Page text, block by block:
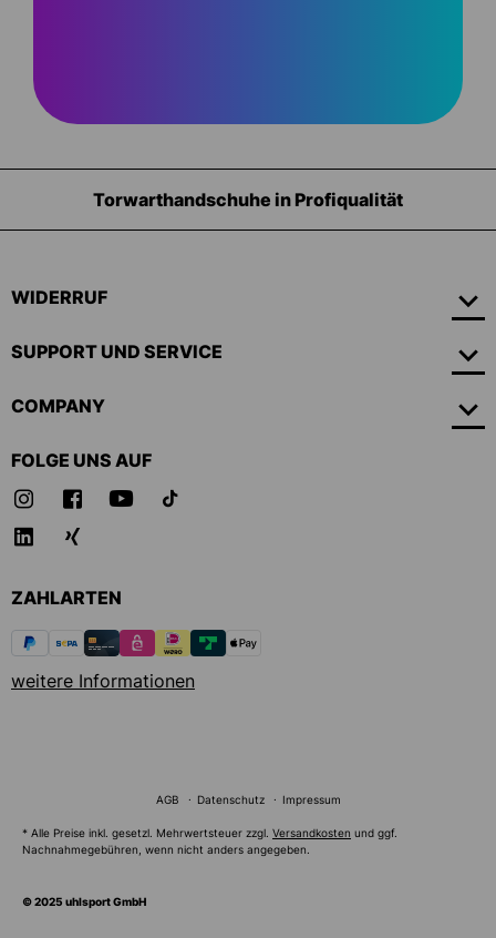
Torwarthandschuhe in Profiqualität
WIDERRUF
SUPPORT UND SERVICE
COMPANY
FOLGE UNS AUF
ZAHLARTEN
weitere Informationen
AGB Datenschutz Impressum
© 2025 uhlsport GmbH
* Alle Preise inkl. gesetzl. Mehrwertsteuer zzgl. Versandkosten und ggf.
Nachnahmegebühren, wenn nicht anders angegeben.